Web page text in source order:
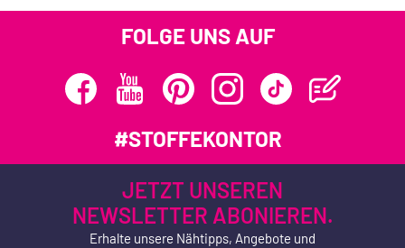
FOLGE UNS AUF
#STOFFEKONTOR
JETZT UNSEREN
NEWSLETTER ABONIEREN.
Erhalte unsere Nähtipps, Angebote und